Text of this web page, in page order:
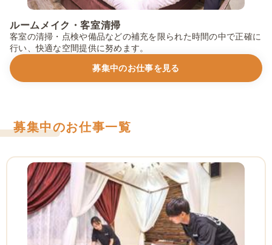
ルームメイク・客室清掃
客室の清掃・点検や備品などの補充を限られた時間の中で正確に
行い、快適な空間提供に努めます。
募集中のお仕事を見る
募集中のお仕事一覧